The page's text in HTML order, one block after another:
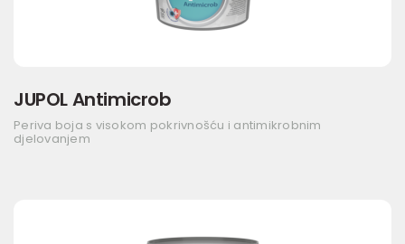
JUPOL Antimicrob
Periva boja s visokom pokrivnošću i antimikrobnim
djelovanjem